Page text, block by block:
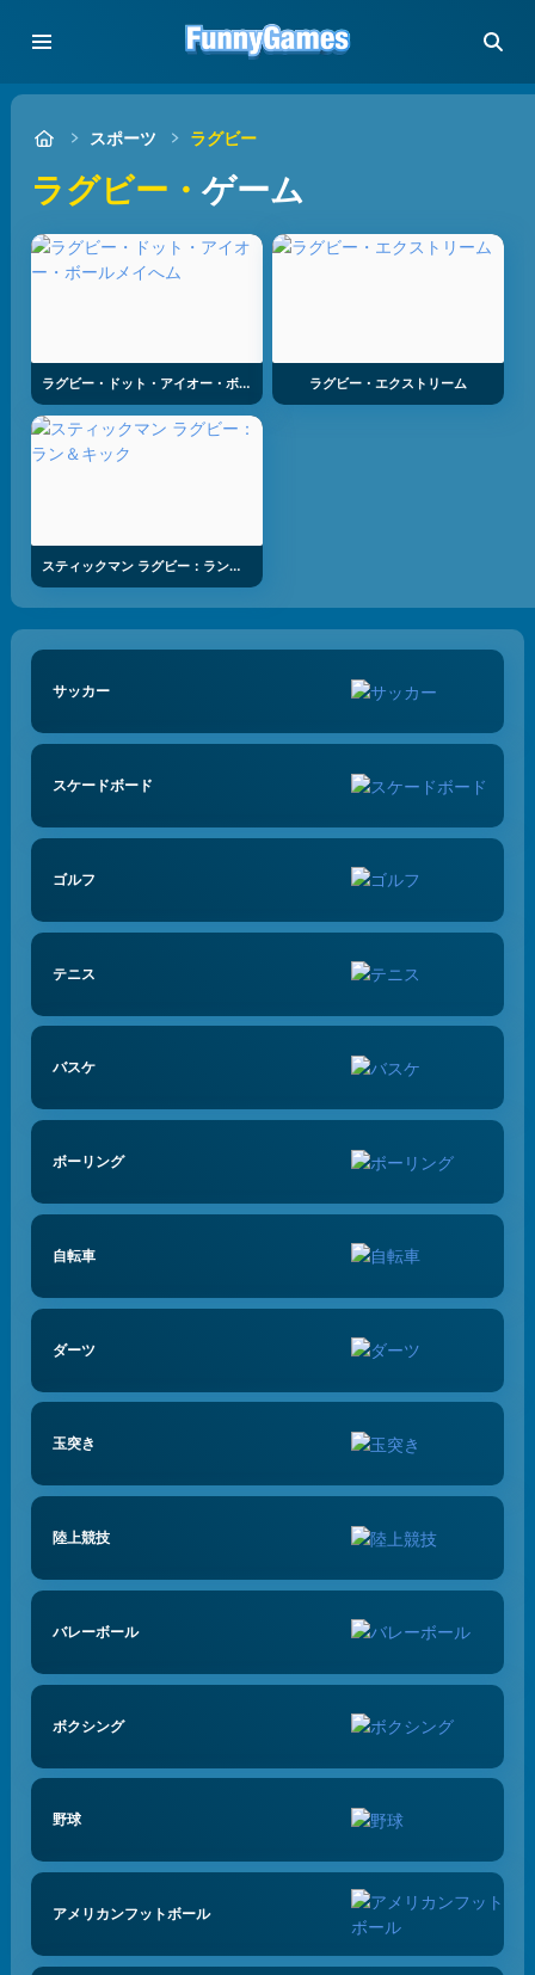
スポーツ ラグビー
ラグビー・ゲーム
ラグビー・ドット・アイオー・ボールメイへム ラグビー・エクストリーム
スティックマン ラグビー：ラン＆キック
サッカー
スケードボード
ゴルフ
テニス
バスケ
ボーリング
自転車
ダーツ
玉突き
陸上競技
バレーボール
ボクシング
野球
アメリカンフットボール